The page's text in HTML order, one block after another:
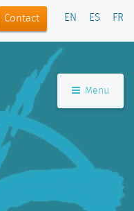
Contact EN ES FR
Menu